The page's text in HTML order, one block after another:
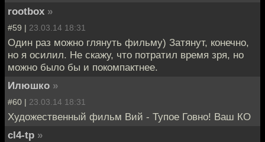
rootbox »
#59 | 23.03.14 18:31
Один раз можно глянуть фильму) Затянут, конечно,
но я осилил. Не скажу, что потратил время зря, но
можно было бы и покомпактнее.
Илюшко »
#60 | 23.03.14 18:31
Художественный фильм Вий - Тупое Говно! Ваш КО
cl4-tp »